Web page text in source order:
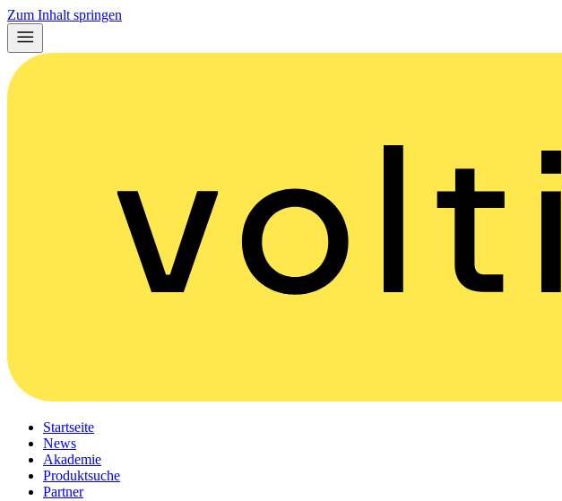
Zum Inhalt springen
Startseite
News
Akademie
Produktsuche
Partner